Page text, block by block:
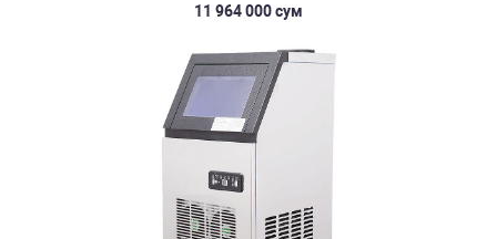
11 964 000 сум